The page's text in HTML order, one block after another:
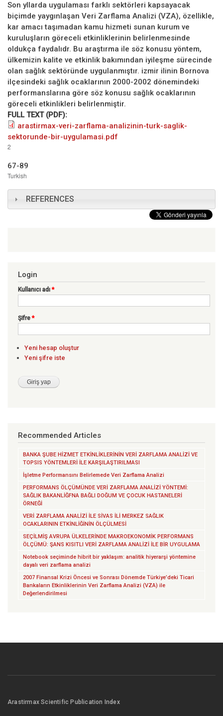
Son yllarda uygulaması farklı sektörleri kapsayacak
biçimde yaygınlaşan Veri Zarflama Analizi (VZA), özellikle,
kar amacı taşımadan kamu hizmeti sunan kurum ve
kuruluşların göreceli etkinliklerinin belirlenmesinde
oldukça faydalıdr. Bu araştırma ile söz konusu yöntem,
ülkemizin kalite ve etkinlik bakımından iyileşme sürecinde
olan sağlık sektöründe uygulanmıştır. izmir ilinin Bornova
ilçesindeki sağlık ocaklarının 2000-2002 dönemindeki
performanslarına göre söz konusu sağlık ocaklarının
göreceli etkinlikleri belirlenmiştir.
FULL TEXT (PDF):
arastirmax-veri-zarflama-analizinin-turk-saglik-
sektorunde-bir-uygulamasi.pdf
2
67-89
Turkish
REFERENCES
Login
Kullanıcı adı*
Şifre*
Yeni hesap oluştur
Yeni şifre iste
Recommended Articles
BANKA ŞUBE HİZMET ETKİNLİKLERİNİN VERİ ZARFLAMA ANALİZİ VE
TOPSIS YÖNTEMLERİ İLE KARŞILAŞTIRILMASI
İşletme Performansını Belirlemede Veri Zarflama Analizi
PERFORMANS ÖLÇÜMÜNDE VERİ ZARFLAMA ANALİZİ YÖNTEMİ:
SAĞLIK BAKANLİĞFNA BAĞLI DOĞUM VE ÇOCUK HASTANELERİ
ÖRNEĞİ
VERİ ZARFLAMA ANALİZİ İLE SİVAS İLİ MERKEZ SAĞLIK
OCAKLARININ ETKİNLİĞİNİN ÖLÇÜLMESİ
SEÇİLMİŞ AVRUPA ÜLKELERİNDE MAKROEKONOMİK PERFORMANS
ÖLÇÜMÜ: ŞANS KISITLI VERİ ZARFLAMA ANALİZİ İLE BİR UYGULAMA
Notebook seçiminde hibrit bir yaklaşım: analitik hiyerarşi yöntemine
dayalı veri zarflama analizi
2007 Finansal Krizi Öncesi ve Sonrası Dönemde Türkiye’deki Ticari
Bankaların Etkinliklerinin Veri Zarflama Analizi (VZA) ile
Değerlendirilmesi
Arastirmax Scientific Publication Index